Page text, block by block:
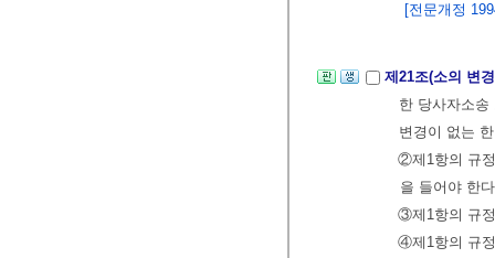
[전문개정
제21조(소의 변
한 당사자소
변경이 없는
②제1항의 규
을 들어야 한
③제1항의 규
④제1항의 규